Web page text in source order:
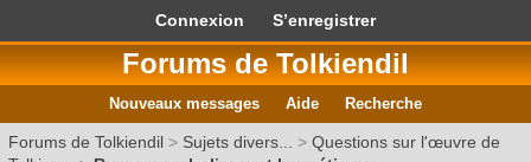
Connexion S’enregistrer
Forums de Tolkiendil
Nouveaux messages Aide Recherche
Forums de Tolkiendil > Sujets divers... > Questions sur l'œuvre de